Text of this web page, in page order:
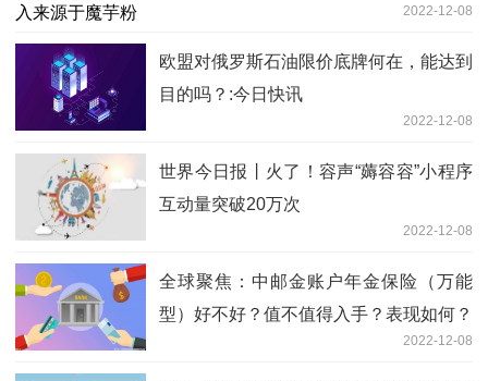
2022-12-08
欧盟对俄罗斯石油限价底牌何在，能达到
目的吗？:今日快讯
2022-12-08
世界今日报丨火了！容声“薅容容”小程序
互动量突破20万次
2022-12-08
全球聚焦：中邮金账户年金保险（万能
型）好不好？值不值得入手？表现如何？
2022-12-08